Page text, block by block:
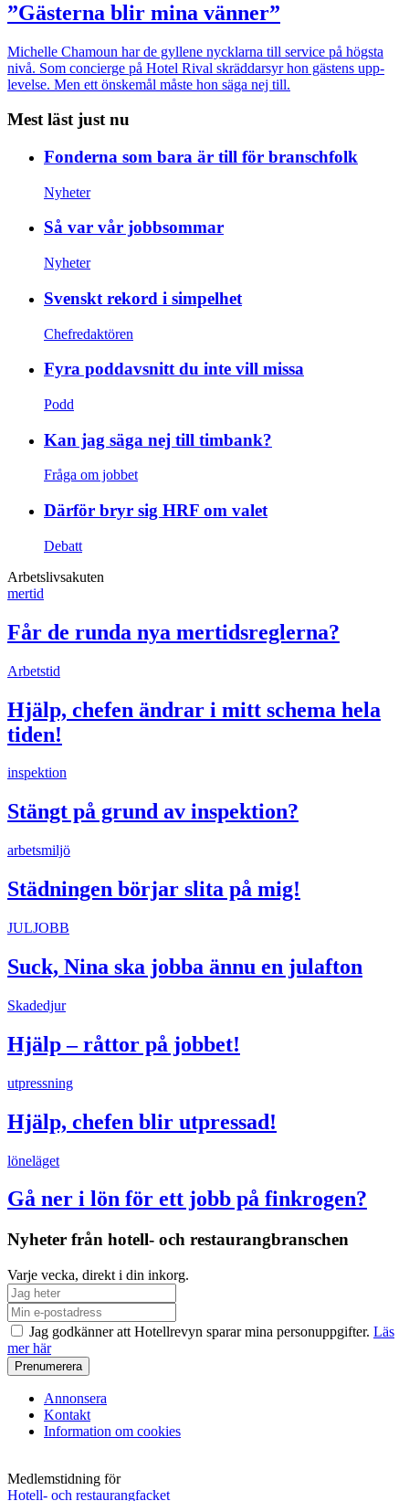
”Gästerna blir mina vänner”
Michelle Chamoun har de gyllene nycklarna till service på högsta
nivå. Som concierge på Hotel Rival skräddarsyr hon gästens upp­
levelse. Men ett önskemål måste hon säga nej till.
Mest läst just nu
Fonderna som bara är till för branschfolk
Nyheter
Så var vår jobbsommar
Nyheter
Svenskt rekord i simpelhet
Chefredaktören
Fyra poddavsnitt du inte vill missa
Podd
Kan jag säga nej till timbank?
Fråga om jobbet
Därför bryr sig HRF om valet
Debatt
Arbetslivsakuten
mertid
Får de runda nya mertidsreglerna?
Arbetstid
Hjälp, chefen ändrar i mitt schema hela
tiden!
inspektion
Stängt på grund av inspektion?
arbetsmiljö
Städningen börjar slita på mig!
JULJOBB
Suck, Nina ska jobba ännu en julafton
Skadedjur
Hjälp – råttor på jobbet!
utpressning
Hjälp, chefen blir utpressad!
löneläget
Gå ner i lön för ett jobb på finkrogen?
Nyheter från hotell- och restaurangbranschen
Varje vecka, direkt i din inkorg.
Jag godkänner att Hotellrevyn sparar mina personuppgifter. Läs
mer här
Annonsera
Kontakt
Information om cookies
Medlemstidning för
Hotell- och restaurangfacket